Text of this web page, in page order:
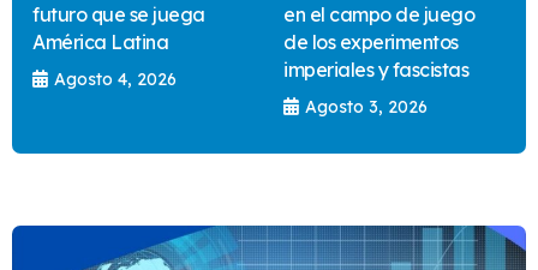
futuro que se juega
América Latina
Agosto 4, 2026
en el campo de juego
de los experimentos
imperiales y fascistas
Agosto 3, 2026